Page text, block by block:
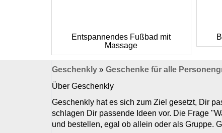
Entspannendes Fußbad mit
Massage
Geschenkly » Geschenke für alle
Über Geschenkly
Geschenkly hat es sich zum Ziel gesetzt, Dir
schlagen Dir passende Ideen vor. Die Frage
und bestellen, egal ob allein oder als Gruppe.